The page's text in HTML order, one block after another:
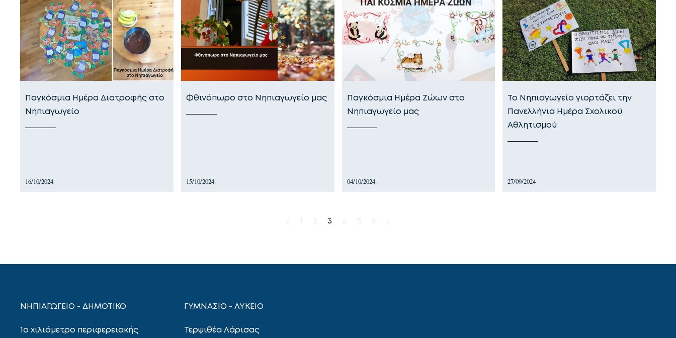
Παγκόσμια Ημέρα Διατροφής στο
Νηπιαγωγείο
16/10/2024
Φθινόπωρο στο Νηπιαγωγείο μας
15/10/2024
Παγκόσμια Ημέρα Ζώων στο
Νηπιαγωγείο μας
04/10/2024
Το Νηπιαγωγείο γιορτάζει την
Πανελλήνια Ημέρα Σχολικού
Αθλητισμού
27/09/2024
1 2 3 4 5 6
ΝΗΠΙΑΓΩΓΕΙΟ - ΔΗΜΟΤΙΚΟ
1ο χιλιόμετρο περιφερειακής
ΓΥΜΝΑΣΙΟ - ΛΥΚΕΙΟ
Τερψιθέα Λάρισας